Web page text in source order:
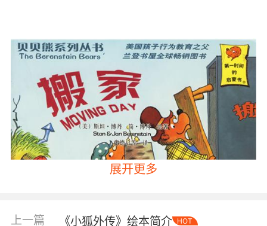
展开更多
上一篇 《小狐外传》绘本简介 HOT